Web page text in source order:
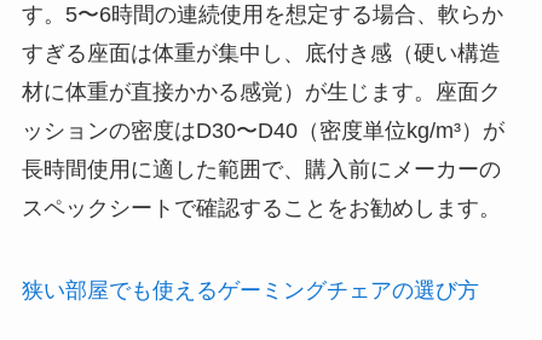
す。5〜6時間の連続使用を想定する場合、軟らか
すぎる座面は体重が集中し、底付き感（硬い構造
材に体重が直接かかる感覚）が生じます。座面ク
ッションの密度はD30〜D40（密度単位kg/m³）が
長時間使用に適した範囲で、購入前にメーカーの
スペックシートで確認することをお勧めします。
狭い部屋でも使えるゲーミングチェアの選び方